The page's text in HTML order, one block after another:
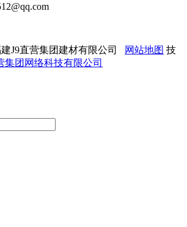
J9直营集团建材有限公司 网站地图 技
集团网络科技有限公司